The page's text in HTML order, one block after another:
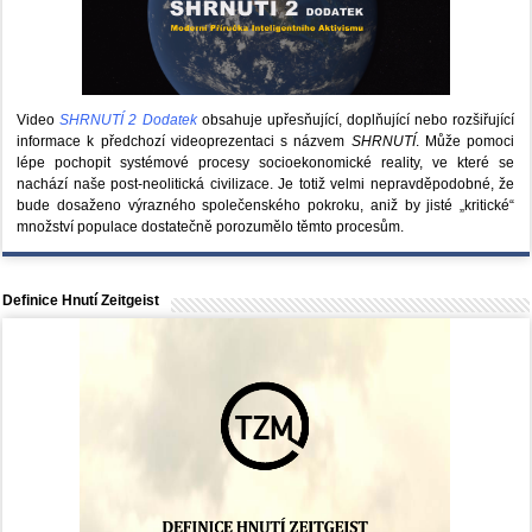
VideoSHRNUTÍ 2 Dodatekobsahuje upřesňující, doplňující nebo rozšiřující
informace k předchozí videoprezentaci s názvem SHRNUTÍ. Může pomoci
lépe pochopit systémové procesy socioekonomické reality, ve které se
nachází naše post-neolitická civilizace. Je totiž velmi nepravděpodobné, že
bude dosaženo výrazného společenského pokroku, aniž by jisté „kritické“
množství populace dostatečně porozumělo těmto procesům.
Definice Hnutí Zeitgeist